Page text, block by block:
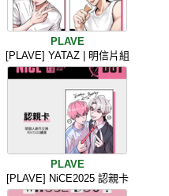
PLAVE
[PLAVE] YATAZ | 明信片組
PLAVE
[PLAVE] NiCE2025 認親卡